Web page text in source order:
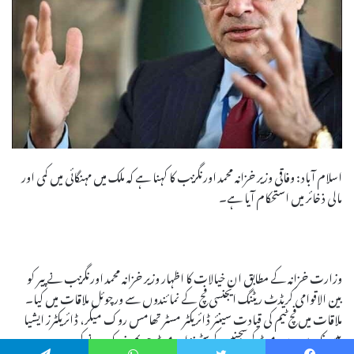
اسلام آباد: وفاقی وزیر خزانہ محمد اورنگزیب کا کہنا ہے کہ ملک میں مہنگائی میں کمی اور
مالی ذخائر میں استحکام آیا ہے۔
وزارت خزانہ کے مطابق ان خیالات کا اظہار وزیر خزانہ محمد اورنگزیب نے پیر کو
بین الاقوامی کریڈٹ ریٹنگ ایجنسی فچ کے نمائندوں سے ورچوئل ملاقات میں کیا۔
ملاقات میں فچ ٹیم کی قیادت سینئر ڈائریکٹر مسٹر تھامس روک میکر، ڈائریکٹرز ایشیا
پیسیفک سوورین مسٹر کرسجنیس کرسٹینز اور مسٹر جیریمی زوک نے کی۔